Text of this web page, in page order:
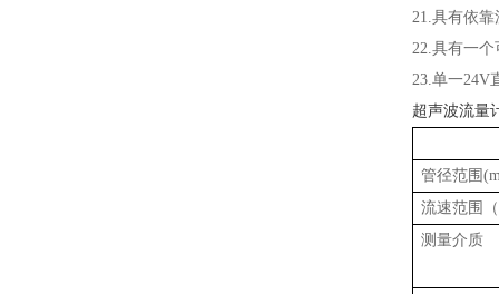
21.具有依
22.具有一
23.单一24V
超声波流量
管径范围
流速范围
测量介质